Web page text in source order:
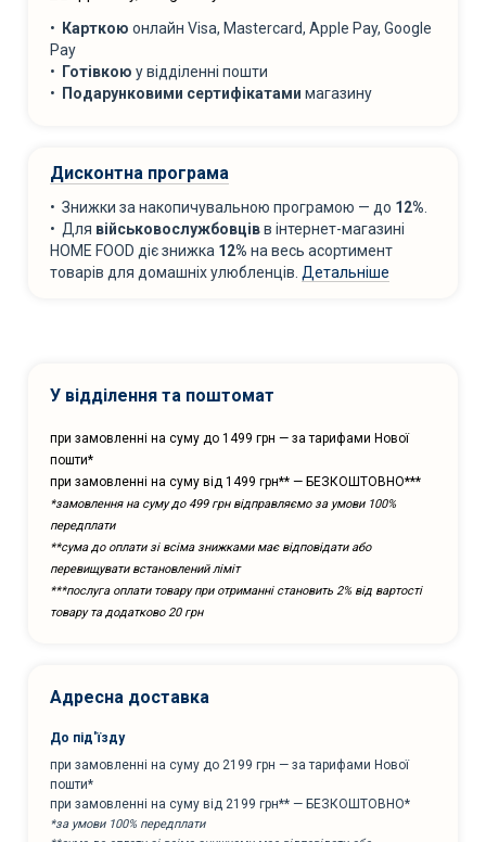
• Карткою онлайн Visa, Mastercard, Apple Pay, Google
Pay
• Готівкою у відділенні пошти
• Подарунковими сертифікатами магазину
Дисконтна програма
• Знижки за накопичувальною програмою — до 12%
• Для військовослужбовцівв інтернет-магазині
HOME FOOD діє знижка 12% на весь асортимент
товарів для домашніх улюбленців. Детальніше
У відділення та поштомат
при замовленні на суму до 1499 грн — за тарифами Нової
пошти*
при замовленні на суму від 1499 грн** — БЕЗКОШТОВНО***
*замовлення на суму до 499 грн відправляємо за умови 100%
передплати
**сума до оплати зі всіма знижками має відповідати або
перевищувати встановлений ліміт
***послуга оплати товару при отриманні становить 2% від вартості
товару та додатково 20 грн
Адресна доставка
До під'їзду
при замовленні на суму до 2199 грн — за тарифами Нової
пошти*
при замовленні на суму від 2199 грн** — БЕЗКОШТОВНО*
*за умови 100% передплати